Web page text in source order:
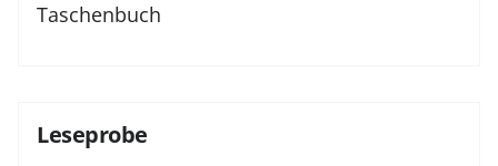
Taschenbuch
Leseprobe